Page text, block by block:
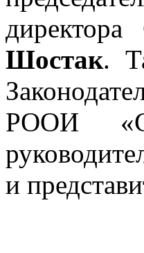
Шостак.
РООИ
и